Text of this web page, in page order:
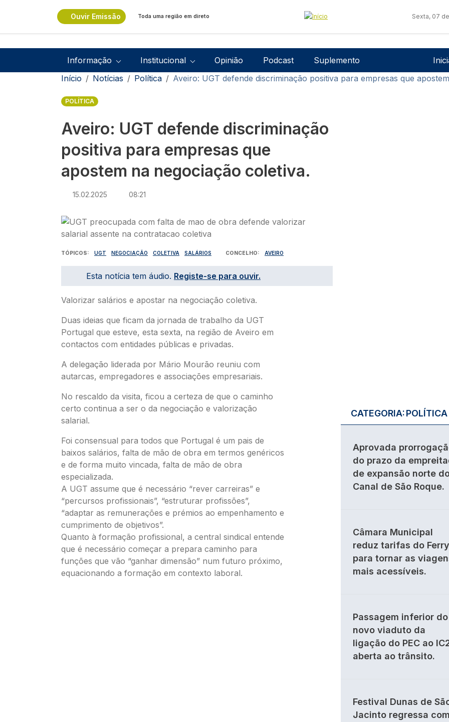
Ouvir Emissão Toda uma região em direto Sexta, 07
Navegação principal
Informação Institucional Opinião Podcast Suplemento
Navegação estrutural
Início Notícias Política Aveiro: UGT defende discriminação positiva para empresas que
POLÍTICA
Aveiro: UGT defende discriminação
positiva para empresas que
apostem na negociação coletiva.
15.02.2025 08:21
Imagem
TÓPICOS UGT NEGOCIAÇÃO COLETIVA SALÁRIOS CONCELHO AVEIRO
Esta notícia tem áudio. Registe-se para ouvir.
Valorizar salários e apostar na negociação coletiva.
Duas ideias que ficam da jornada de trabalho da UGT
Portugal que esteve, esta sexta, na região de Aveiro em
contactos com entidades públicas e privadas.
A delegação liderada por Mário Mourão reuniu com
autarcas, empregadores e associações empresariais.
No rescaldo da visita, ficou a certeza de que o caminho
certo continua a ser o da negociação e valorização
salarial.
Foi consensual para todos que Portugal é um pais de
baixos salários, falta de mão de obra em termos genéricos
e de forma muito vincada, falta de mão de obra
especializada.
A UGT assume que é necessário “rever carreiras” e
“percursos profissionais”, “estruturar profissões”,
“adaptar as remunerações e prémios ao empenhamento e
cumprimento de objetivos”.
Quanto à formação profissional, a central sindical entende
que é necessário começar a prepara caminho para
funções que vão “ganhar dimensão” num futuro próximo,
equacionando a formação em contexto laboral.
CATEGORIA:POLÍTICA
Aprovada
do prazo da
de expansão norte
Canal de São Roque.
Câmara Municipal
reduz tarifas do Ferry
para tornar as
mais acessíveis.
Passagem inferior do
novo viaduto da
ligação do PEC ao
aberta ao trânsito.
Festival Dunas de
Jacinto regressa com